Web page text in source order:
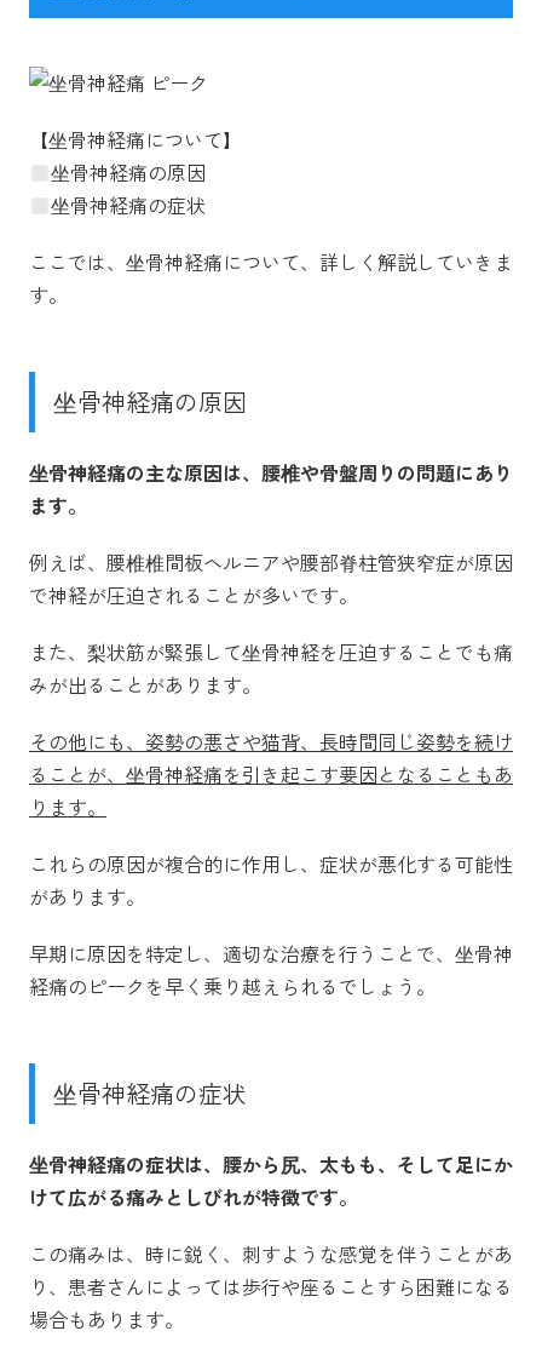
【坐骨神経痛について】
坐骨神経痛の原因
坐骨神経痛の症状
ここでは、坐骨神経痛について、詳しく解説していきま
す。
坐骨神経痛の原因
坐骨神経痛の主な原因は、腰椎や骨盤周りの問題にあり
ます。
例えば、腰椎椎間板ヘルニアや腰部脊柱管狭窄症が原因
で神経が圧迫されることが多いです。
また、梨状筋が緊張して坐骨神経を圧迫することでも痛
みが出ることがあります。
その他にも、姿勢の悪さや猫背、長時間同じ姿勢を続け
ることが、坐骨神経痛を引き起こす要因となることもあ
ります。
これらの原因が複合的に作用し、症状が悪化する可能性
があります。
早期に原因を特定し、適切な治療を行うことで、坐骨神
経痛のピークを早く乗り越えられるでしょう。
坐骨神経痛の症状
坐骨神経痛の症状は、腰から尻、太もも、そして足にか
けて広がる痛みとしびれが特徴です。
この痛みは、時に鋭く、刺すような感覚を伴うことがあ
り、患者さんによっては歩行や座ることすら困難になる
場合もあります。